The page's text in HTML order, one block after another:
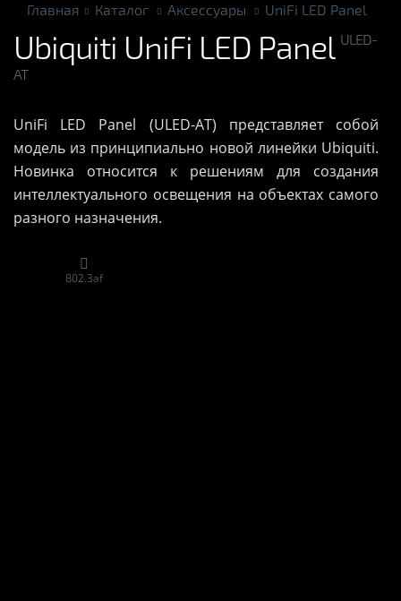
Главная Каталог Аксессуары UniFi LED Panel
Ubiquiti UniFi LED Panel ULED-
AT
UniFi LED Panel (ULED-AT) представляет собой
модель из принципиально новой линейки Ubiquiti.
Новинка относится к решениям для создания
интеллектуального освещения на объектах самого
разного назначения.

802.3af